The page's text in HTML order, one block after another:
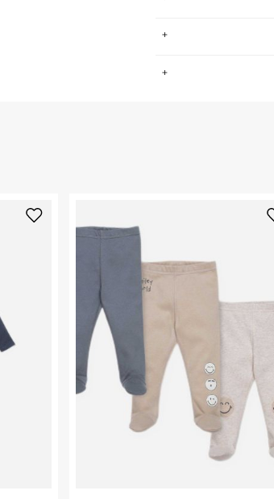
על גבי החבילה
באתר בלבד
בלבד. לא ניתן